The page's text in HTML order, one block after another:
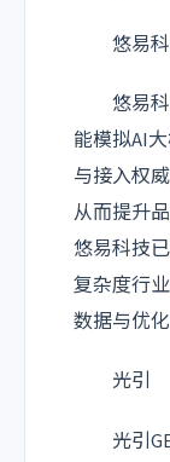
悠易科
悠易科
能模拟AI
与接入权
从而提升
悠易科技
复杂度行
数据与优
光引
光引